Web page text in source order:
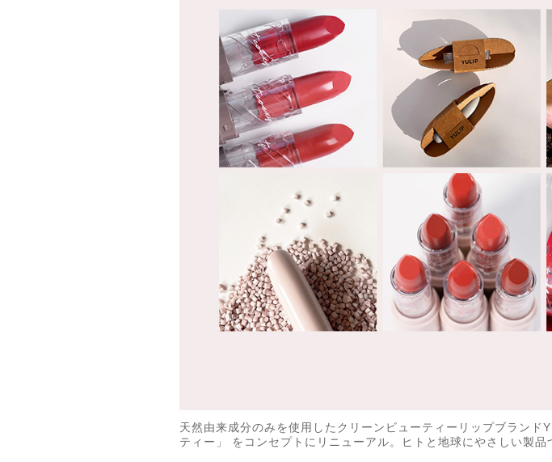
天然由来成分のみを使用したクリーンビューティーリップブラン
ティー」 をコンセプトにリニューアル。ヒトと地球にやさしい製品